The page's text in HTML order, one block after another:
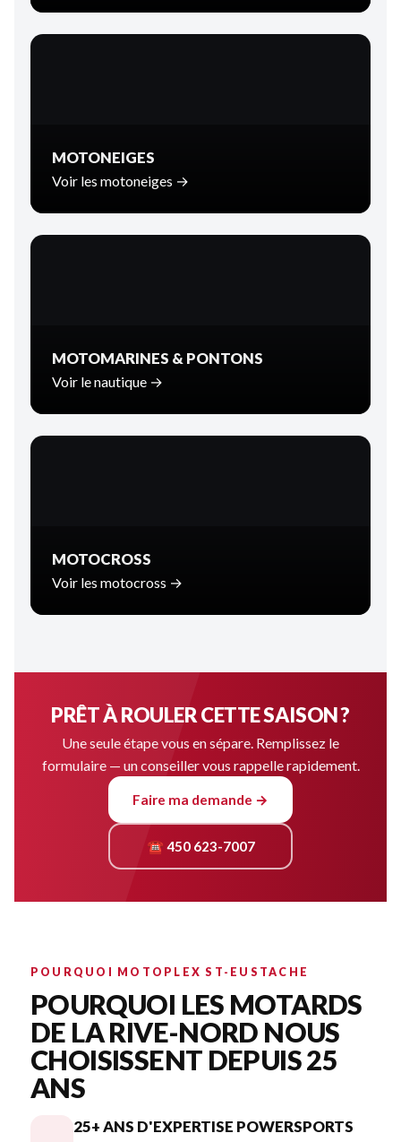
MOTONEIGES
Voir les motoneiges →
MOTOMARINES & PONTONS
Voir le nautique →
MOTOCROSS
Voir les motocross →
PRÊT À ROULER CETTE SAISON ?
Une seule étape vous en sépare. Remplissez le
formulaire — un conseiller vous rappelle rapidement.
Faire ma demande →
☎ 450 623-7007
POURQUOI MOTOPLEX ST-EUSTACHE
POURQUOI LES MOTARDS
DE LA RIVE-NORD NOUS
CHOISISSENT DEPUIS 25
ANS
25+ ANS D'EXPERTISE POWERSPORTS